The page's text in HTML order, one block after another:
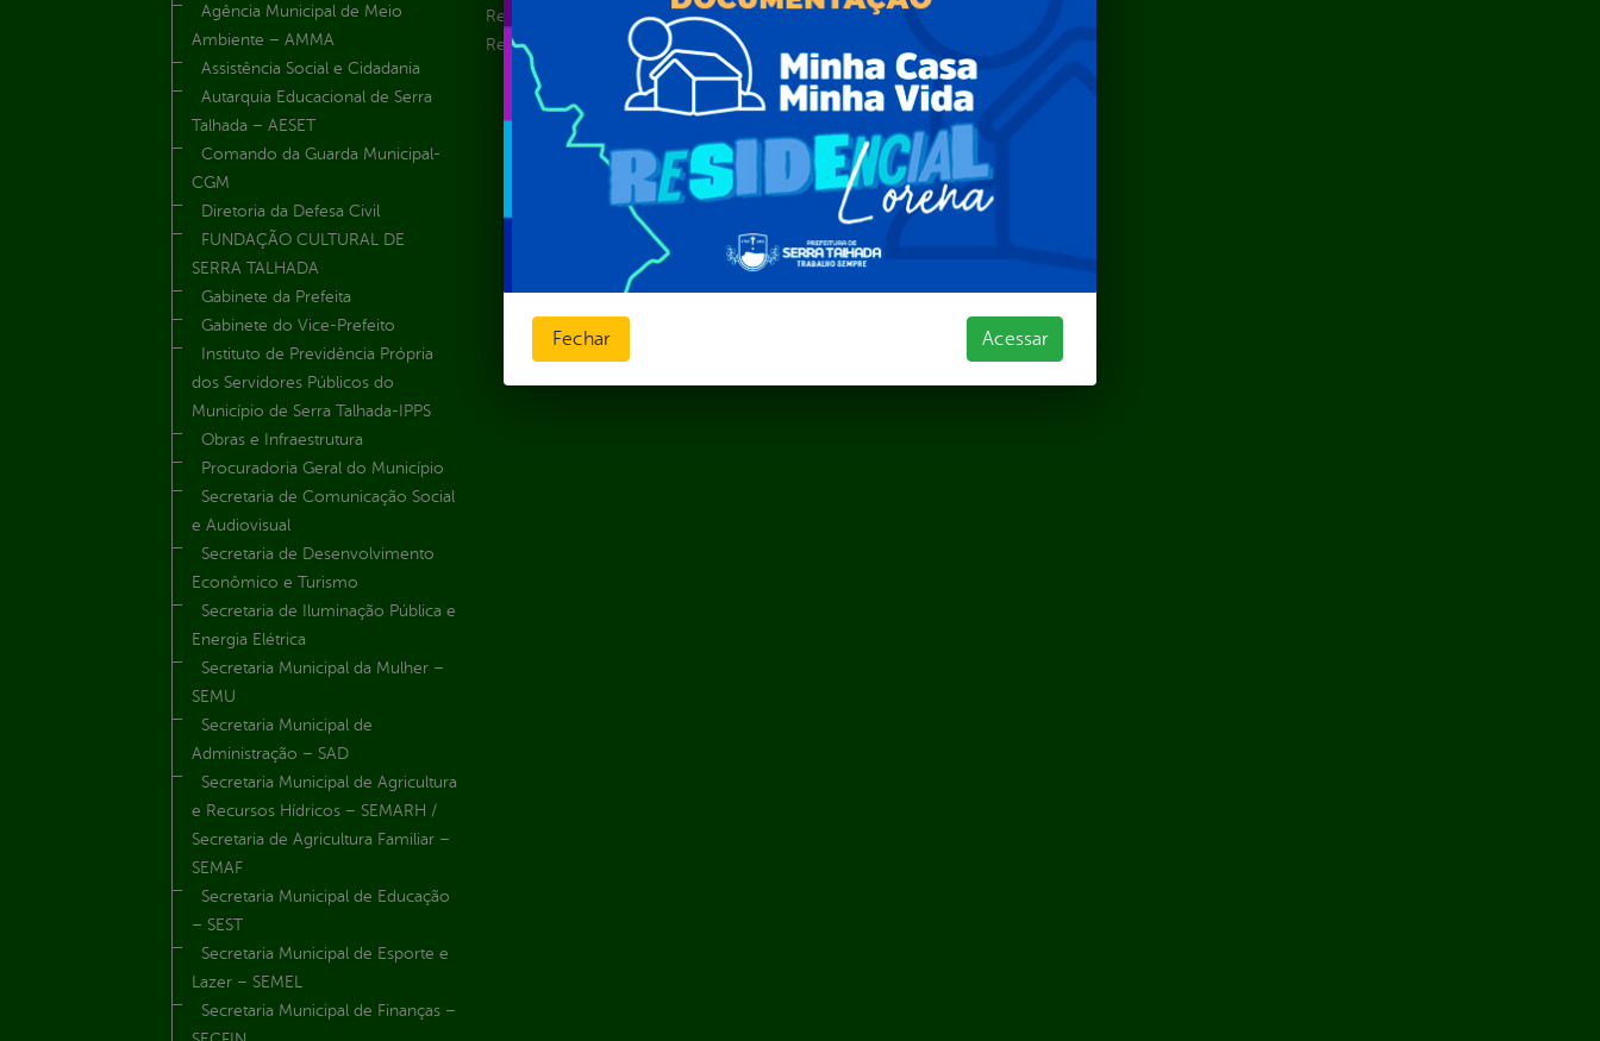
Agência Municipal de Meio
Ambiente – AMMA
Assistência Social e Cidadania
Autarquia Educacional de Serra
Talhada – AESET
Comando da Guarda Municipal-
CGM
Diretoria da Defesa Civil
FUNDAÇÃO CULTURAL DE
SERRA TALHADA
Gabinete da Prefeita
Gabinete do Vice-Prefeito
Instituto de Previdência Própria
dos Servidores Públicos do
Município de Serra Talhada-IPPS
Obras e Infraestrutura
Procuradoria Geral do Município
Secretaria de Comunicação Social
e Audiovisual
Secretaria de Desenvolvimento
Econômico e Turismo
Secretaria de Iluminação Pública e
Energia Elétrica
Secretaria Municipal da Mulher –
SEMU
Secretaria Municipal de
Administração – SAD
Secretaria Municipal de Agricultura
e Recursos Hídricos – SEMARH /
Secretaria de Agricultura Familiar –
SEMAF
Secretaria Municipal de Educação
– SEST
Secretaria Municipal de Esporte e
Lazer – SEMEL
Secretaria Municipal de Finanças –
Recursos Humanos
Renúncias de Receitas
Fechar Acessar